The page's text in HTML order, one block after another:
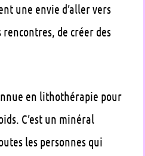
une envie d’aller vers
de créer des
en lithothérapie pour
C’est un minéral
les personnes qui